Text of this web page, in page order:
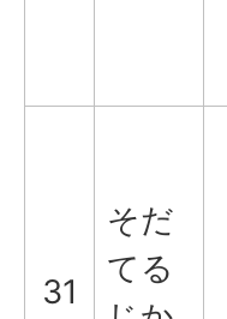
31
そだ
てる